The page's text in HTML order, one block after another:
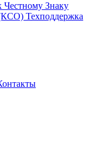
Знаку
(КСО) Техподдержка